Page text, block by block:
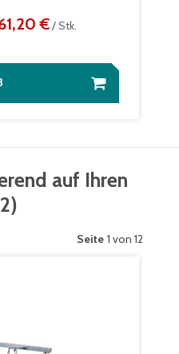
€/ Stk.
auf Ihren
)
Seite 1 von 12